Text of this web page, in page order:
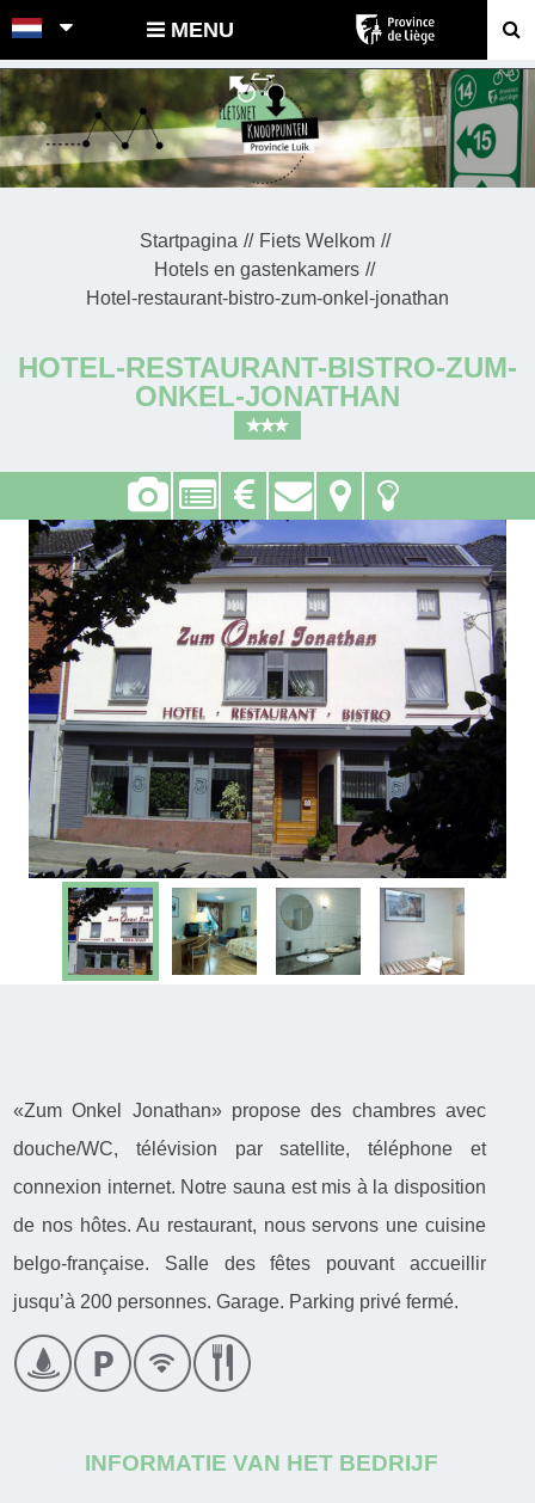
POINTS-NOEUDS MENU
Startpagina
Fiets Welkom
Hotels en gastenkamers
Hotel-restaurant-bistro-zum-onkel-jonathan
HOTEL-RESTAURANT-BISTRO-ZUM-
ONKEL-JONATHAN
«Zum Onkel Jonathan» propose des chambres avec
douche/WC, télévision par satellite, téléphone et
connexion internet. Notre sauna est mis à la disposition
de nos hôtes. Au restaurant, nous servons une cuisine
belgo-française. Salle des fêtes pouvant accueillir
jusqu’à 200 personnes. Garage. Parking privé fermé.
INFORMATIE VAN HET BEDRIJF